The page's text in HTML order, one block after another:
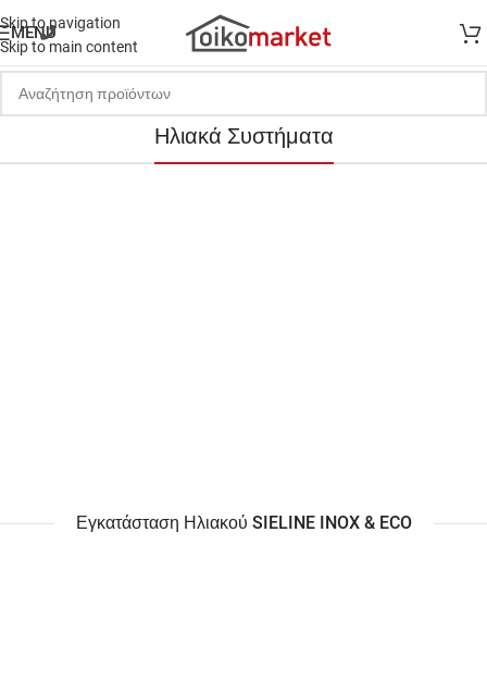
Skip to navigation
Skip to main content
MENU
Ηλιακά Συστήματα
Εγκατάσταση Ηλιακού SIELINE INOX & ECO